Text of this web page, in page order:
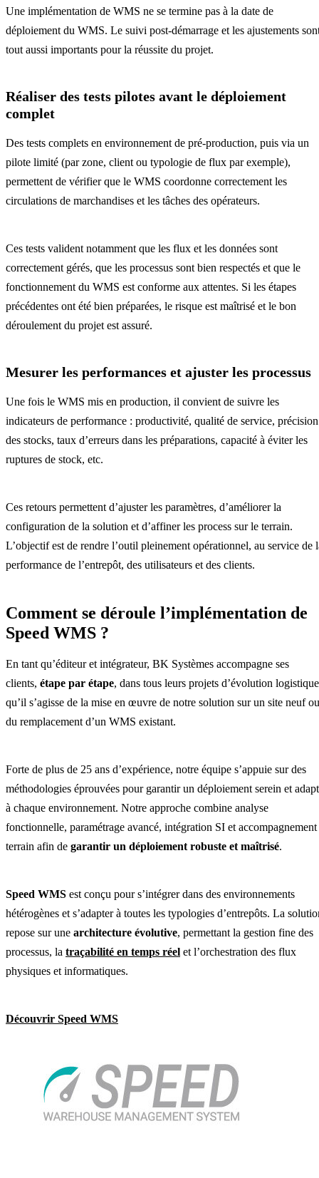
Une implémentation de WMS ne se termine pas à la date de
déploiement du WMS. Le suivi post-démarrage et les ajustements
tout aussi importants pour la réussite du projet.
Réaliser des tests pilotes avant le déploiement
complet
Des tests complets en environnement de pré-production, puis via un
pilote limité (par zone, client ou typologie de flux par exemple),
permettent de vérifier que le WMS coordonne correctement les
circulations de marchandises et les tâches des opérateurs.
Ces tests valident notamment que les flux et les données sont
correctement gérés, que les processus sont bien respectés et que le
fonctionnement du WMS est conforme aux attentes. Si les étapes
précédentes ont été bien préparées, le risque est maîtrisé et le bon
déroulement du projet est assuré.
Mesurer les performances et ajuster les processus
Une fois le WMS mis en production, il convient de suivre les
indicateurs de performance : productivité, qualité de service, précision
des stocks, taux d’erreurs dans les préparations, capacité à éviter les
ruptures de stock, etc.
Ces retours permettent d’ajuster les paramètres, d’améliorer la
configuration de la solution et d’affiner les process sur le terrain.
L’objectif est de rendre l’outil pleinement opérationnel, au service de
performance de l’entrepôt, des utilisateurs et des clients.
Comment se déroule l’implémentation de
Speed WMS ?
En tant qu’éditeur et intégrateur, BK Systèmes accompagne ses
clients, étape par étape, dans tous leurs projets d’évolution
qu’il s’agisse de la mise en œuvre de notre solution sur un site neuf ou
du remplacement d’un WMS existant.
Forte de plus de 25 ans d’expérience, notre équipe s’appuie sur des
méthodologies éprouvées pour garantir un déploiement serein et
à chaque environnement. Notre approche combine analyse
fonctionnelle, paramétrage avancé, intégration SI et accompagnement
terrain afin de garantir un déploiement robuste et maîtrisé.
Speed WMS est conçu pour s’intégrer dans des environnements
hétérogènes et s’adapter à toutes les typologies d’entrepôts. La
repose sur une architecture évolutive, permettant la gestion fine des
processus, la traçabilité en temps réel et l’orchestration des flux
physiques et informatiques.
Découvrir Speed WMS